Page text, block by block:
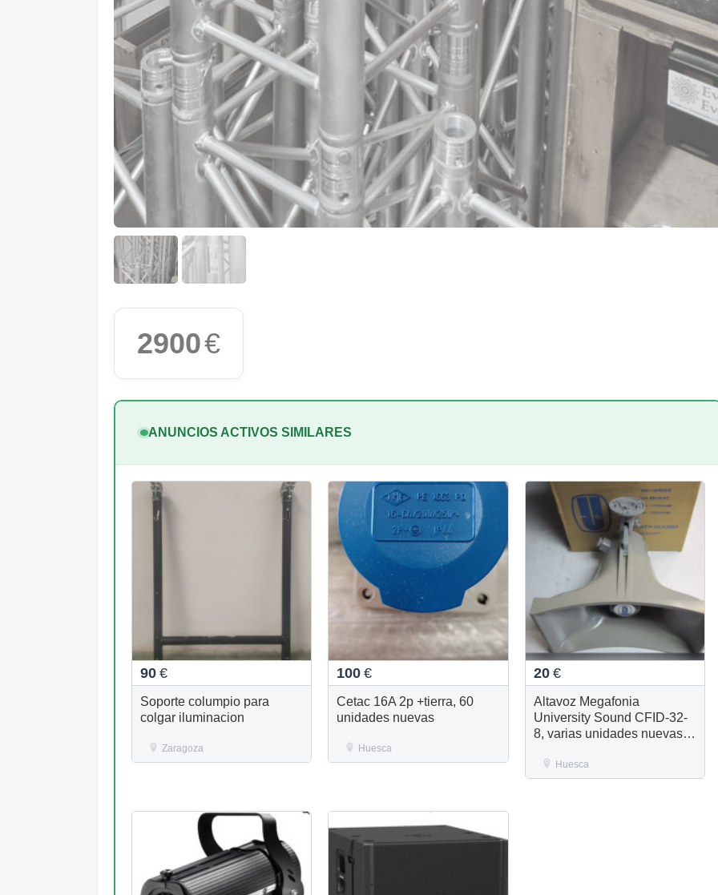
2900€
ANUNCIOS ACTIVOS SIMILARES
90 €
Soporte columpio para
colgar iluminacion
Zaragoza
100 €
Cetac 16A 2p +tierra, 60
unidades nuevas
Huesca
20 €
Altavoz Megafonia
University Sound CFID-32-
8, varias unidades nuevas
Huesca